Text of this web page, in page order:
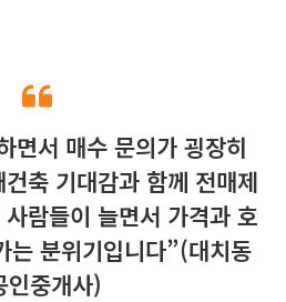
면서 매수 문의가 굉장히
축 기대감과 함께 전매제
람들이 늘면서 가격과 호
는 분위기입니다”(대치동
인중개사)